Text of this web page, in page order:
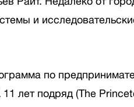
и
по
лет подряд (The